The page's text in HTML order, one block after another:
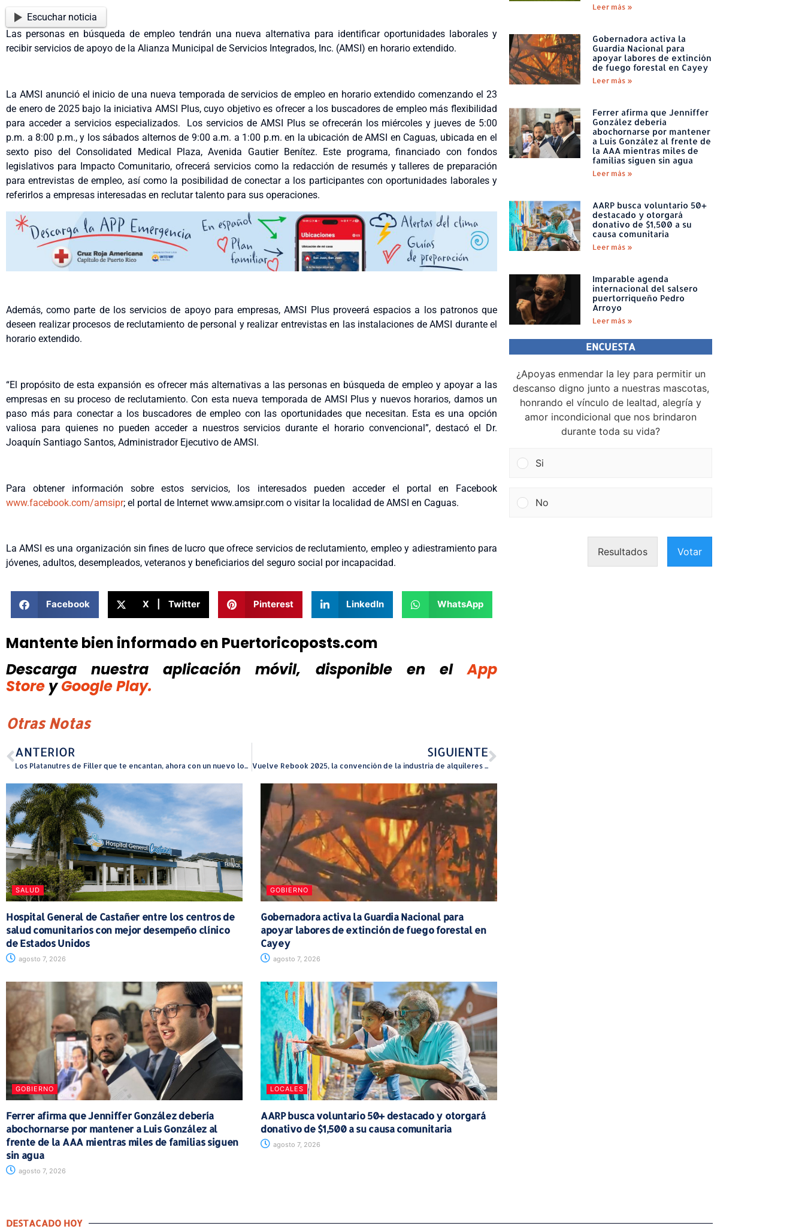
Escuchar noticia
Las personas en búsqueda de empleo tendrán una nueva alternativa para identificar oportunidades laborales y
recibir servicios de apoyo de la Alianza Municipal de Servicios Integrados, Inc. (AMSI) en horario extendido.
La AMSI anunció el inicio de una nueva temporada de servicios de empleo en horario extendido comenzando el 23
de enero de 2025 bajo la iniciativa AMSI Plus, cuyo objetivo es ofrecer a los buscadores de empleo más flexibilidad
para acceder a servicios especializados. Los servicios de AMSI Plus se ofrecerán los miércoles y jueves de 5:00
p.m. a 8:00 p.m., y los sábados alternos de 9:00 a.m. a 1:00 p.m. en la ubicación de AMSI en Caguas, ubicada en el
sexto piso del Consolidated Medical Plaza, Avenida Gautier Benítez. Este programa, financiado con fondos
legislativos para Impacto Comunitario, ofrecerá servicios como la redacción de resumés y talleres de preparación
para entrevistas de empleo, así como la posibilidad de conectar a los participantes con oportunidades laborales y
referirlos a empresas interesadas en reclutar talento para sus operaciones.
Además, como parte de los servicios de apoyo para empresas, AMSI Plus proveerá espacios a los patronos que
deseen realizar procesos de reclutamiento de personal y realizar entrevistas en las instalaciones de AMSI durante el
horario extendido.
“El propósito de esta expansión es ofrecer más alternativas a las personas en búsqueda de empleo y apoyar a las
empresas en su proceso de reclutamiento. Con esta nueva temporada de AMSI Plus y nuevos horarios, damos un
paso más para conectar a los buscadores de empleo con las oportunidades que necesitan. Esta es una opción
valiosa para quienes no pueden acceder a nuestros servicios durante el horario convencional”, destacó el Dr.
Joaquín Santiago Santos, Administrador Ejecutivo de AMSI.
Para obtener información sobre estos servicios, los interesados pueden acceder el portal en Facebook
www.facebook.com/amsipr; el portal de Internet www.amsipr.com o visitar la localidad de AMSI en Caguas.
La AMSI es una organización sin fines de lucro que ofrece servicios de reclutamiento, empleo y adiestramiento para
jóvenes, adultos, desempleados, veteranos y beneficiarios del seguro social por incapacidad.
Facebook X | Twitter Pinterest LinkedIn WhatsApp
Mantente bien informado en Puertoricoposts.com
Descarga nuestra aplicación móvil, disponible
en el
App
Store y Google Play.
Otras Notas
ANTERIOR
Los Platanutres de Filler que te encantan, ahora con un nuevo look
SIGUIENTE
Vuelve Rebook 2025, la convención de la industria de alquileres a corto plazo
SALUD
Hospital General de Castañer entre los centros de
salud comunitarios con mejor desempeño clínico
de Estados Unidos
agosto 7, 2026
GOBIERNO
Gobernadora activa la Guardia Nacional para
apoyar labores de extinción de fuego forestal en
Cayey
agosto 7, 2026
GOBIERNO
Ferrer afirma que Jenniffer González debería
abochornarse por mantener a Luis González al
frente de la AAA mientras miles de familias siguen
sin agua
agosto 7, 2026
LOCALES
AARP busca voluntario 50+ destacado y otorgará
donativo de $1,500 a su causa comunitaria
agosto 7, 2026
Leer más »
Gobernadora activa la
Guardia Nacional para
apoyar labores de extinción
de fuego forestal en Cayey
Leer más »
Ferrer afirma que Jenniffer
González debería
abochornarse por mantener
a Luis González al frente de
la AAA mientras miles de
familias siguen sin agua
Leer más »
AARP busca voluntario 50+
destacado y otorgará
donativo de $1,500 a su
causa comunitaria
Leer más »
Imparable agenda
internacional del salsero
puertorriqueño Pedro
Arroyo
Leer más »
ENCUESTA
¿Apoyas enmendar la ley para permitir un
descanso digno junto a nuestras mascotas,
honrando el vínculo de lealtad, alegría y
amor incondicional que nos brindaron
durante toda su vida?
Si
No
Resultados Votar
DESTACADO HOY